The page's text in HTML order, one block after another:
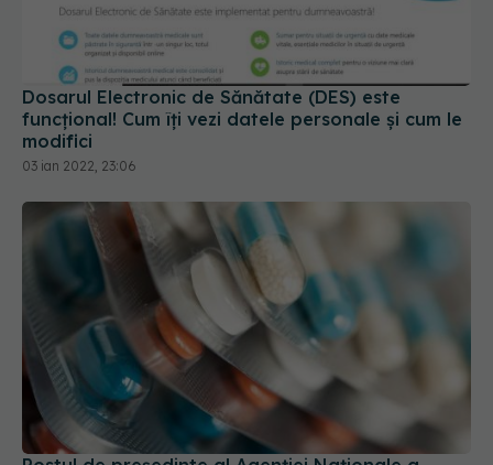
Dosarul Electronic de Sănătate (DES) este
funcțional! Cum îți vezi datele personale și cum le
modifici
03 ian 2022, 23:06
Postul de președinte al Agenției Naționale a
Medicamentului (ANMDM), scos la concurs de
Ministerul Sănătății. Iată cerințele